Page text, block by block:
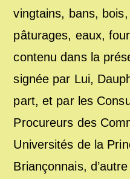
vingtains, bans,
pâturages, eaux,
contenu dans la
signée par Lui,
part, et par les
Procureurs des
Universités de la
Briançonnais,